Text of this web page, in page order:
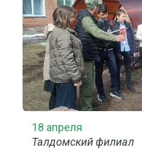
18 апреля
Талдомский филиал